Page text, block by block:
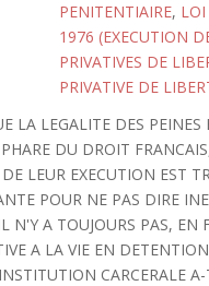
PENITENTIAIRE,
1976 (EXECUTION
PRIVATIVES DE
PRIVATIVE DE
LA LEGALITE DES PEINES
DU DROIT
LEUR EXECUTION EST
POUR NE PAS DIRE
N'Y A TOUJOURS PAS, EN
A LA VIE EN
CARCERALE